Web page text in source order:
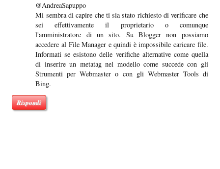
@AndreaSapuppo
Mi sembra di capire che ti sia stato richiesto di verificare che
sei effettivamente il proprietario o comunque
l'amministratore di un sito. Su Blogger non possiamo
accedere al File Manager e quindi è impossibile caricare file.
Informati se esistono delle verifiche alternative come quella
di inserire un metatag nel modello come succede con gli
Strumenti per Webmaster o con gli Webmaster Tools di
Bing.
Rispondi